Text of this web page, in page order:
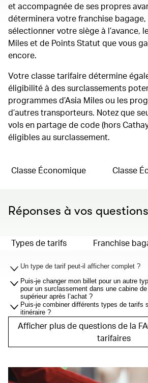
et accompagnée de ses propres
déterminera votre franchise
sélectionner votre siège à l’avance,
Miles et de Points Statut que vous
encore.
Votre classe tarifaire détermine
éligibilité à des surclassements
programmes d’Asia Miles ou les
d’autres transporteurs. Notez que
vols en partage de code (hors
éligibles au surclassement.
Classe Économique Classe
Réponses à vos questions
Types de tarifs Franchise
Un type de tarif peut-il afficher complet ?
Puis-je changer mon billet pour un autre
pour un surclassement dans une cabine
supérieur après l’achat ?
Puis-je combiner différents types de tarifs
itinéraire ?
Afficher plus de questions de la
tarifaires